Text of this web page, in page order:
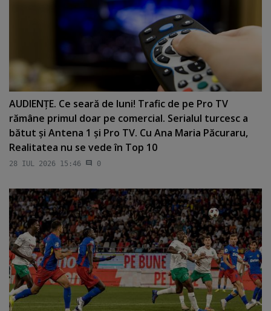
AUDIENŢE. Ce seară de luni! Trafic de pe Pro TV
rămâne primul doar pe comercial. Serialul turcesc a
bătut şi Antena 1 şi Pro TV. Cu Ana Maria Păcuraru,
Realitatea nu se vede în Top 10
28 IUL 2026 15:46 0